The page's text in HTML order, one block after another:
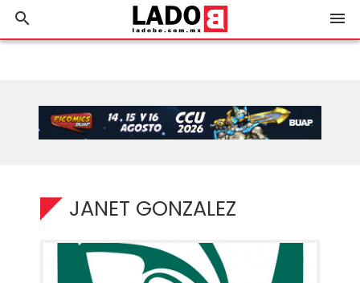
search menu
JANET GONZALEZ